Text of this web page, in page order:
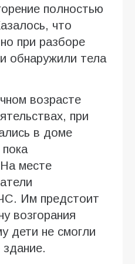
полностью
что
при разборе
обнаружили тела
возрасте
при
в доме
месте
Им предстоит
возгорания
дети не смогли
здание.